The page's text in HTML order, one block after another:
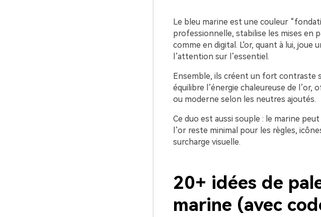
Le bleu marine est une couleur
professionnelle, stabilise les mises en
comme en digital. L'or, quant à lui,
l’attention sur l’essentiel.
Ensemble, ils créent un fort contraste
équilibre l’énergie chaleureuse de
ou moderne selon les neutres ajoutés.
Ce duo est aussi souple : le marine
l’or reste minimal pour les règles,
surcharge visuelle.
20+ idées de
marine (avec